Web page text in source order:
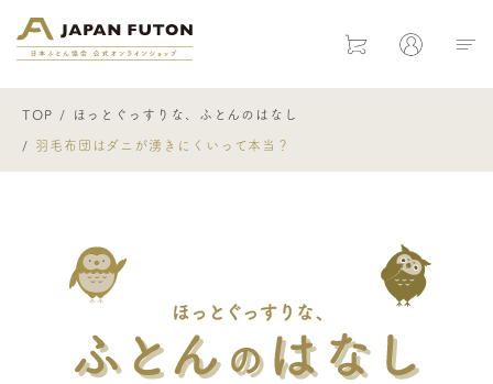
TOP ほっとぐっすりな、ふとんのはなし
羽毛布団はダニが湧きにくいって本当？